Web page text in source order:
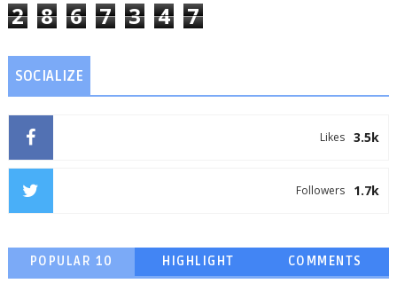
2 8 6 7 3 4 7
SOCIALIZE
3.5k
Likes
1.7k
Followers
POPULAR 10 HIGHLIGHT COMMENTS